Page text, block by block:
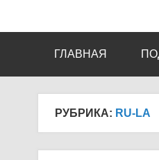
ГЛАВНАЯ
РУБРИКА: RU-LA